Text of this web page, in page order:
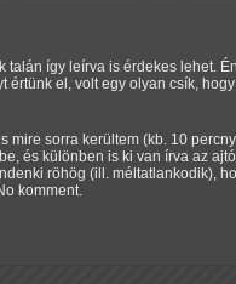
így leírva is érdekes lehet.
értünk el, volt egy olyan csík,
mire sorra kerültem (kb. 10
és különben is ki van írva az
röhög (ill. méltatlankodik),
komment.